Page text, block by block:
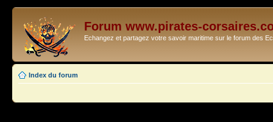
Forum www.pirates-
Echangez et partagez votre savoir maritime sur le forum des
Index du forum